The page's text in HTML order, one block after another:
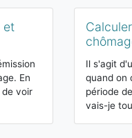
et
En
voir
Il s'agit
quand on
période
vais-je